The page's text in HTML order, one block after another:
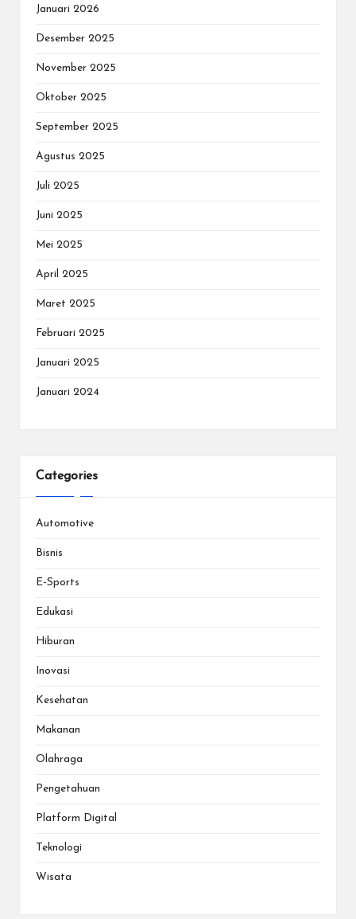
Januari 2026
Desember 2025
November 2025
Oktober 2025
September 2025
Agustus 2025
Juli 2025
Juni 2025
Mei 2025
April 2025
Maret 2025
Februari 2025
Januari 2025
Januari 2024
Categories
Automotive
Bisnis
E-Sports
Edukasi
Hiburan
Inovasi
Kesehatan
Makanan
Olahraga
Pengetahuan
Platform Digital
Teknologi
Wisata